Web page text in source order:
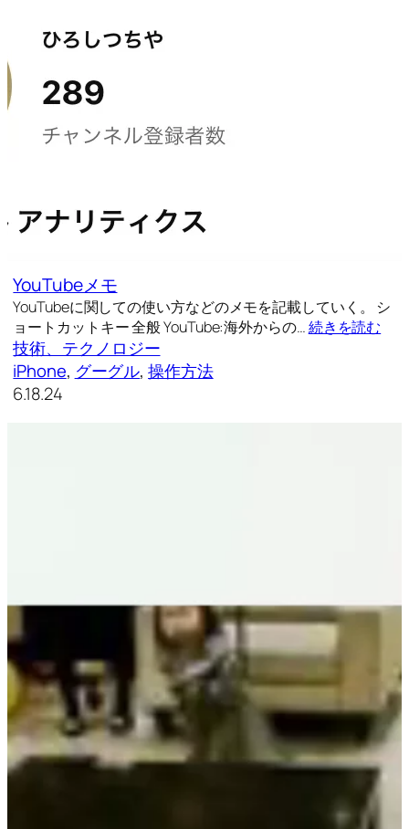
YouTubeメモ
YouTubeに関しての使い方などのメモを記載していく。 シ
ョートカットキー 全般 YouTube:海外からの…続きを読む
技術、テクノロジー
iPhone, グーグル, 操作方法
6.18.24